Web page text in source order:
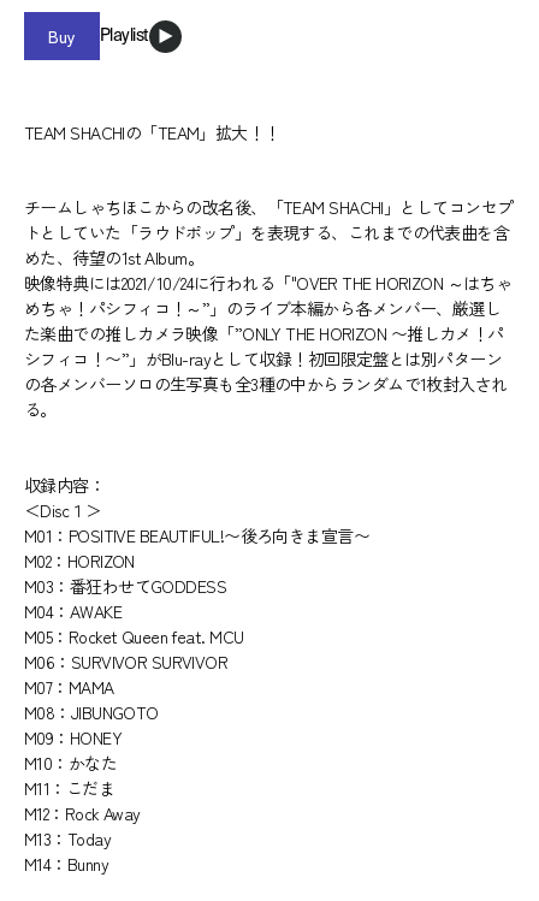
Buy Playlist
TEAM SHACHIの「TEAM」拡大！！
チームしゃちほこからの改名後、「TEAM SHACHI」としてコンセプ
トとしていた「ラウドポップ」を表現する、これまでの代表曲を含
めた、待望の1st Album。
映像特典には2021/10/24に行われる「"OVER THE HORIZON ～はちゃ
めちゃ！パシフィコ！～”」のライブ本編から各メンバー、厳選し
た楽曲での推しカメラ映像「”ONLY THE HORIZON 〜推しカメ！パ
シフィコ！〜”」がBlu-rayとして収録！初回限定盤とは別パターン
の各メンバーソロの生写真も全3種の中からランダムで1枚封入され
る。
収録内容：
＜Disc１＞
M01：POSITIVE BEAUTIFUL!〜後ろ向きま宣言〜
M02：HORIZON
M03：番狂わせてGODDESS
M04：AWAKE
M05：Rocket Queen feat. MCU
M06：SURVIVOR SURVIVOR
M07：MAMA
M08：JIBUNGOTO
M09：HONEY
M10：かなた
M11：こだま
M12：Rock Away
M13：Today
M14：Bunny